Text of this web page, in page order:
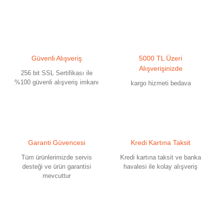
Güvenli Alışveriş
256 bit SSL Sertifikası ile
%100 güvenli alışveriş imkanı
5000 TL Üzeri
Alışverişinizde
kargo hizmeti bedava
Garanti Güvencesi
Tüm ürünlerimizde servis
desteği ve ürün garantisi
mevcuttur
Kredi Kartına Taksit
Kredi kartına taksit ve banka
havalesi ile kolay alışveriş